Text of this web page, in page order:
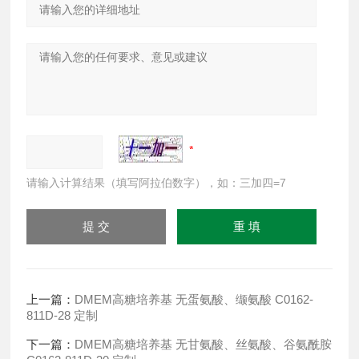
请输入计算结果（填写阿拉伯数字），如：三加四=7
上一篇： DMEM高糖培养基 无蛋氨酸、缬氨酸 C0162-
811D-28 定制
下一篇： DMEM高糖培养基 无甘氨酸、丝氨酸、谷氨酰胺